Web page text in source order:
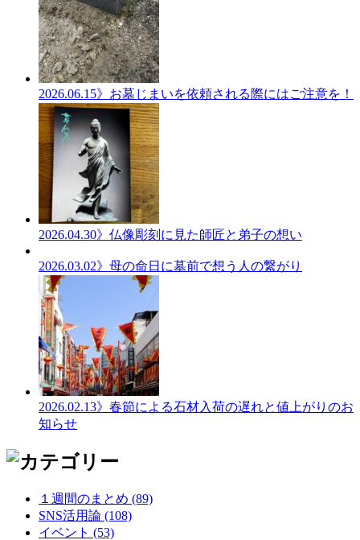
2026.06.15》お墓じまいを依頼される際にはご注意を！
2026.04.30》仏像彫刻に見た師匠と弟子の想い
2026.03.02》母の命日に墓前で想う人の繋がり
2026.02.13》春節による石材入荷の遅れと値上がりのお
知らせ
１週間のまとめ (89)
SNS活用論 (108)
イベント (53)